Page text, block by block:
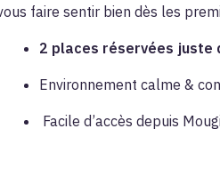
faire sentir bien dès les
2 places réservées juste
Environnement calme &
Facile d’accès depuis